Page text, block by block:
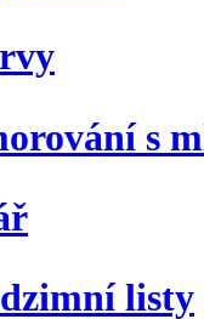
s
listy